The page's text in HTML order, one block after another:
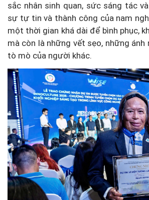
sắc nhân sinh quan, sức sáng tác
sự tự tin và thành công của nam
một thời gian khá dài để bình phục,
mà còn là những vết sẹo, những ánh
tò mò của người khác.